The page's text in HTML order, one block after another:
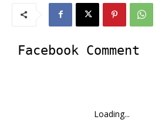
Facebook Comment
Loading...